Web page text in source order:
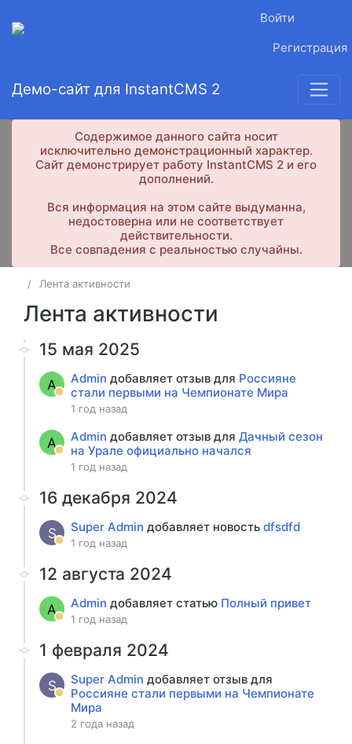
Войти
Регистрация
Демо-сайт для InstantCMS 2
Содержимое данного сайта носит
исключительно демонстрационный характер.
Сайт демонстрирует работу InstantCMS 2 и его
дополнений.
Вся информация на этом сайте выдуманна,
недостоверна или не соответствует
действительности.
Все совпадения с реальностью случайны.
Лента активности
Лента активности
15 мая 2025
A Admin добавляет отзыв для Россияне
стали первыми на Чемпионате Мира
1 год назад
A Admin добавляет отзыв для Дачный сезон
на Урале официально начался
1 год назад
16 декабря 2024
S Super Admin добавляет новость dfsdfd
1 год назад
12 августа 2024
A Admin добавляет статью Полный привет
1 год назад
1 февраля 2024
S Super Admin добавляет отзыв для
Россияне стали первыми на Чемпионате
Мира
2 года назад